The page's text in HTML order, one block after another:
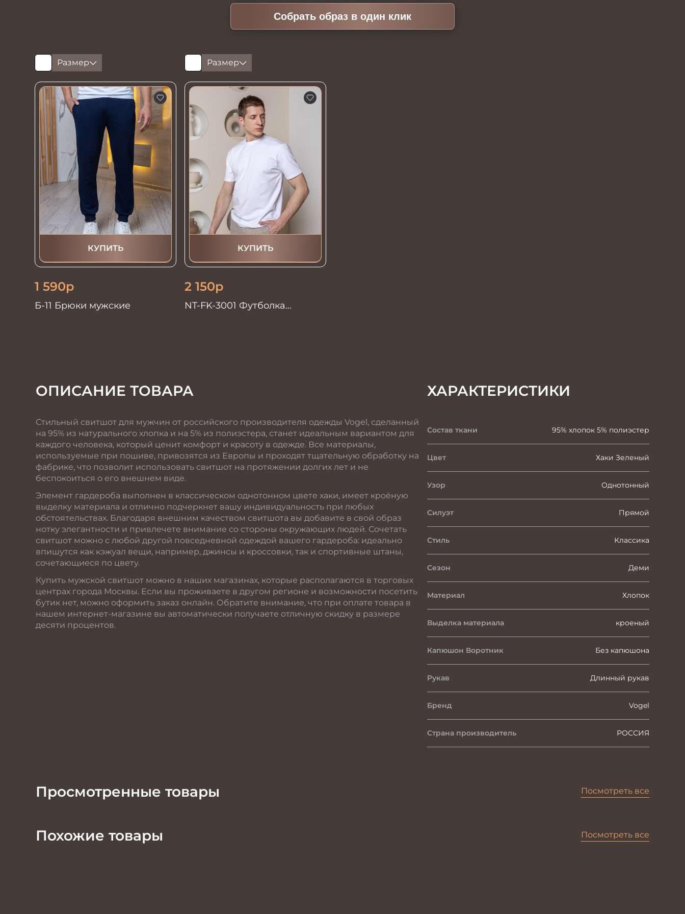
Собрать образ в один клик
Размер
КУПИТЬ
1 590р
Б-11 Брюки мужские
Размер
КУПИТЬ
2 150р
NT-FK-3001 Футболка
ОПИСАНИЕ ТОВАРА
Стильный свитшот для мужчин от российского производителя одежды Vogel, сделанный
на 95% из натурального хлопка и на 5% из полиэстера, станет идеальным вариантом для
каждого человека, который ценит комфорт и красоту в одежде. Все материалы,
используемые при пошиве, привозятся из Европы и проходят тщательную обработку на
фабрике, что позволит использовать свитшот на протяжении долгих лет и не
беспокоиться о его внешнем виде.
Элемент гардероба выполнен в классическом однотонном цвете хаки, имеет кроёную
выделку материала и отлично подчеркнет вашу индивидуальность при любых
обстоятельствах. Благодаря внешним качеством свитшота вы добавите в свой образ
нотку элегантности и привлечете внимание со стороны окружающих людей. Сочетать
свитшот можно с любой другой повседневной одеждой вашего гардероба: идеально
впишутся как кэжуал вещи, например, джинсы и кроссовки, так и спортивные штаны,
сочетающиеся по цвету.
Купить мужской свитшот можно в наших магазинах, которые располагаются в торговых
центрах города Москвы. Если вы проживаете в другом регионе и возможности посетить
бутик нет, можно оформить заказ онлайн. Обратите внимание, что при оплате товара в
нашем интернет-магазине вы автоматически получаете отличную скидку в размере
десяти процентов.
ХАРАКТЕРИСТИКИ
Состав ткани 95% хлопок 5% полиэстер
Цвет Хаки Зеленый
Узор Однотонный
Силуэт Прямой
Стиль Классика
Сезон Деми
Материал Хлопок
Выделка материала кроеный
Капюшон Воротник Без капюшона
Рукав Длинный рукав
Бренд Vogel
Страна производитель РОССИЯ
Просмотренные товары Посмотреть все
Похожие товары Посмотреть все